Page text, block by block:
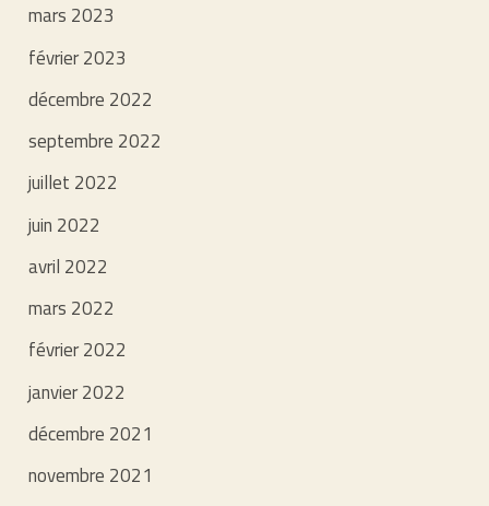
mars 2023
février 2023
décembre 2022
septembre 2022
juillet 2022
juin 2022
avril 2022
mars 2022
février 2022
janvier 2022
décembre 2021
novembre 2021